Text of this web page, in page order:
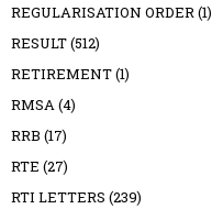
REGULARISATION ORDER(1)
RESULT(512)
RETIREMENT(1)
RMSA(4)
RRB (17)
RTE (27)
RTI LETTERS (239)